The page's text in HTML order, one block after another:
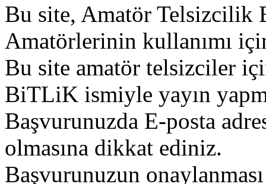
Bu site, Amatör Telsizcilik
Amatörlerinin kullanımı
Bu site amatör telsizciler
BiTLiK ismiyle yayın
Başvurunuzda E-posta
olmasına dikkat ediniz.
Başvurunuzun